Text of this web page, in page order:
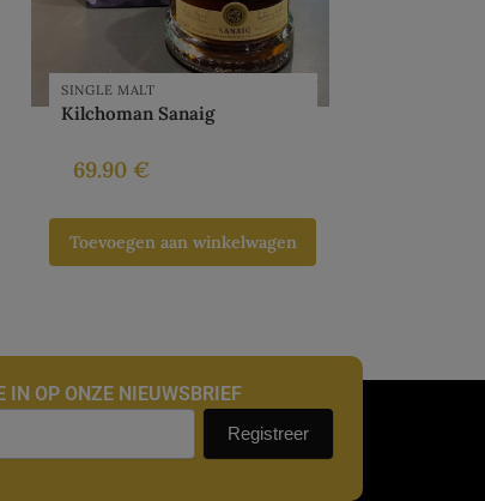
SINGLE MALT
Kilchoman Sanaig
69.90 €
Toevoegen aan winkelwagen
IN OP ONZE NIEUWSBRIEF
Registreer